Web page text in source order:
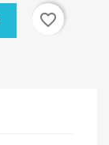
favorite_border